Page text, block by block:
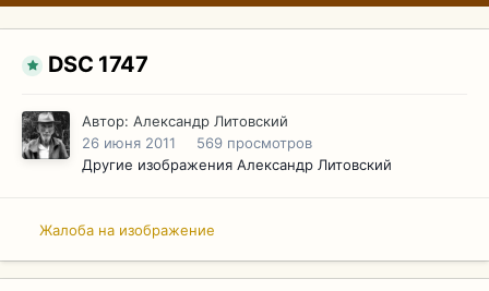
DSC 1747
Автор: Александр Литовский
26 июня 2011
569 просмотров
Другие изображения Александр Литовский
Жалоба на изображение